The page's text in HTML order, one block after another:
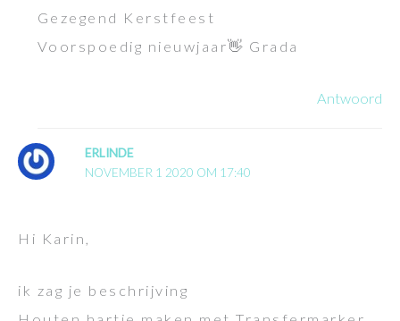
Gezegend Kerstfeest
Voorspoedig nieuwjaar👋 Grada
Antwoord
ERLINDE
NOVEMBER 1 2020 OM 17:40
Hi Karin,
ik zag je beschrijving